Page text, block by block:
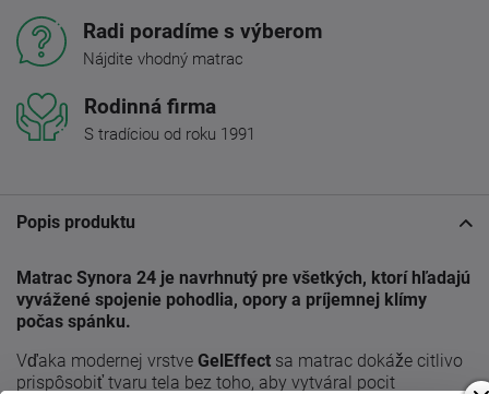
Radi poradíme s výberom
Nájdite vhodný matrac
Rodinná firma
S tradíciou od roku 1991
Popis produktu
Matrac Synora 24 je navrhnutý pre všetkých, ktorí hľadajú
vyvážené spojenie pohodlia, opory a príjemnej klímy
počas spánku.
Vďaka modernej vrstve GelEffect sa matrac dokáže citlivo
prispôsobiť tvaru tela bez toho, aby vytváral pocit